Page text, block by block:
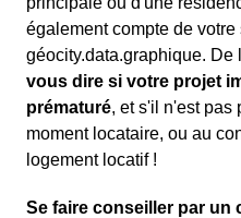
également compte de votre
géocity.data.graphique. De
vous dire si votre projet
prématuré, et s'il n'est pas
moment locataire, ou au
logement locatif !
Se faire conseiller par un